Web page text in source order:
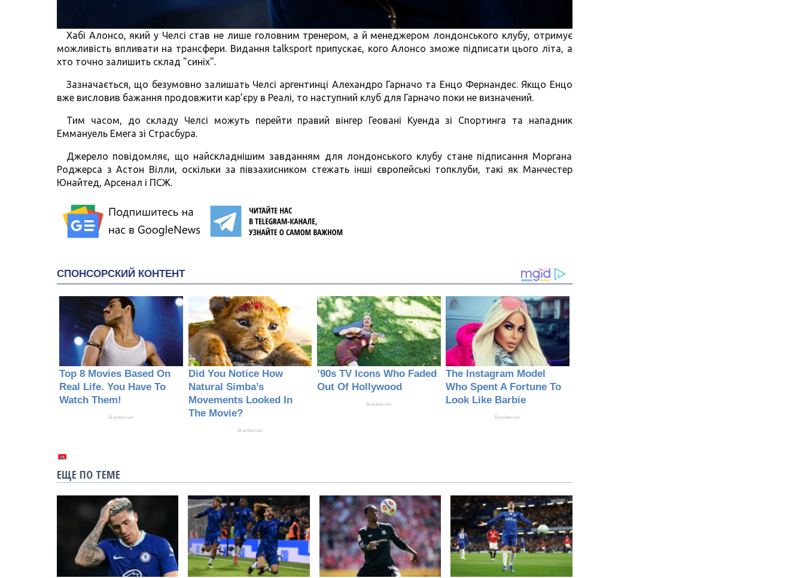
Хабі Алонсо, який у Челсі став не лише головним тренером, а й менеджером лондонського клубу, отримує
можливість впливати на трансфери. Видання talksport припускає, кого Алонсо зможе підписати цього літа, а
хто точно залишить склад "синіх".
Зазначається, що безумовно залишать Челсі аргентинці Алехандро Гарначо та Енцо Фернандес. Якщо Енцо
вже висловив бажання продовжити кар’єру в Реалі, то наступний клуб для Гарначо поки не визначений.
Тим часом, до складу Челсі можуть перейти правий вінгер Геовані Куенда зі Спортинга та нападник
Еммануель Емега зі Страсбура.
Джерело повідомляє, що найскладнішим завданням для лондонського клубу стане підписання Моргана
Роджерса з Астон Вілли, оскільки за півзахисником стежать інші європейські топклуби, такі як Манчестер
Юнайтед, Арсенал і ПСЖ.
ЕЩЕ ПО ТЕМЕ